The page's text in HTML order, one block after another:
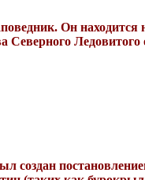
Он находится
Северного